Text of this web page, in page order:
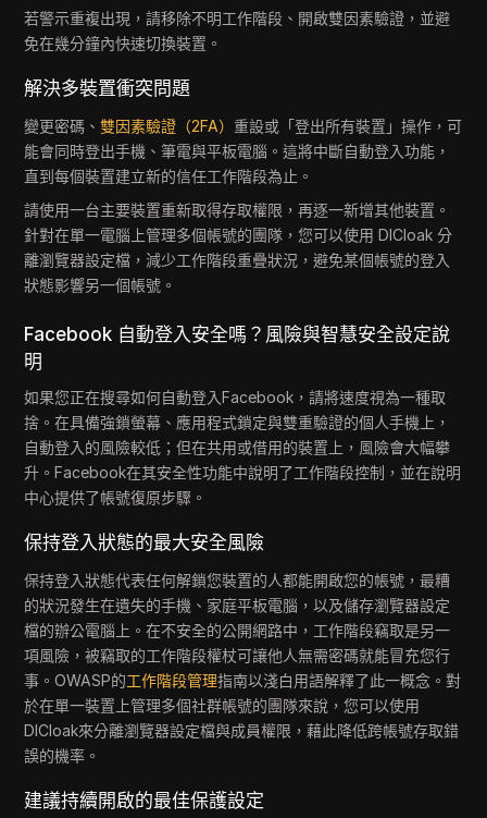
若警示重複出現，請移除不明工作階段、開啟雙因素驗證，並避
免在幾分鐘內快速切換裝置。
解決多裝置衝突問題
變更密碼、雙因素驗證（2FA）重設或「登出所有裝置」操作，可
能會同時登出手機、筆電與平板電腦。這將中斷自動登入功能，
直到每個裝置建立新的信任工作階段為止。
請使用一台主要裝置重新取得存取權限，再逐一新增其他裝置。
針對在單一電腦上管理多個帳號的團隊，您可以使用 DICloak 分
離瀏覽器設定檔，減少工作階段重疊狀況，避免某個帳號的登入
狀態影響另一個帳號。
Facebook 自動登入安全嗎？風險與智慧安全設定說
明
如果您正在搜尋如何自動登入Facebook，請將速度視為一種取
捨。在具備強鎖螢幕、應用程式鎖定與雙重驗證的個人手機上，
自動登入的風險較低；但在共用或借用的裝置上，風險會大幅攀
升。Facebook在其安全性功能中說明了工作階段控制，並在說明
中心提供了帳號復原步驟。
保持登入狀態的最大安全風險
保持登入狀態代表任何解鎖您裝置的人都能開啟您的帳號，最糟
的狀況發生在遺失的手機、家庭平板電腦，以及儲存瀏覽器設定
檔的辦公電腦上。在不安全的公開網路中，工作階段竊取是另一
項風險，被竊取的工作階段權杖可讓他人無需密碼就能冒充您行
事。OWASP的工作階段管理指南以淺白用語解釋了此一概念。對
於在單一裝置上管理多個社群帳號的團隊來說，您可以使用
DICloak來分離瀏覽器設定檔與成員權限，藉此降低跨帳號存取錯
誤的機率。
建議持續開啟的最佳保護設定